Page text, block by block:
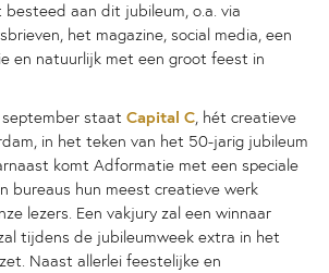
aan dit jubileum, o.a. via
het magazine, social media, een
en natuurlijk met een groot feest in
staat Capital C, hét creatieve
in het teken van het 50-jarig jubileum
komt Adformatie met een speciale
bureaus hun meest creatieve werk
lezers. Een vakjury zal een winnaar
tijdens de jubileumweek extra in het
Naast allerlei feestelijke en